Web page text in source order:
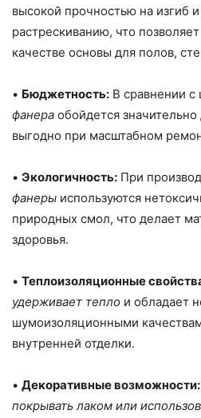
высокой прочностью на изгиб
растрескиванию, что
качестве основы для полов,
• Бюджетность: В сравнении с
фанера обойдется
выгодно при масштабном
• Экологичность: При
фанеры используются
природных смол, что делает
здоровья.
• Теплоизоляционные
удерживает тепло и обладает
шумоизоляционными
внутренней отделки.
• Декоративные возможности:
покрывать лаком или